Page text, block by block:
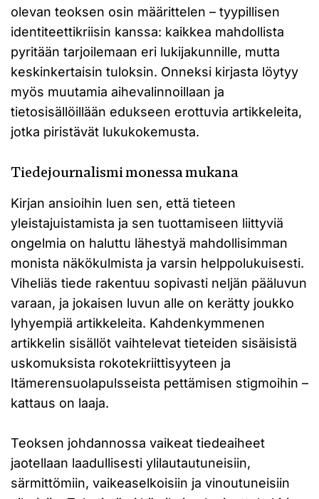
olevan teoksen osin määrittelen – tyypillisen
identiteettikriisin kanssa: kaikkea mahdollista
pyritään tarjoilemaan eri lukijakunnille, mutta
keskinkertaisin tuloksin. Onneksi kirjasta löytyy
myös muutamia aihevalinnoillaan ja
tietosisällöillään edukseen erottuvia artikkeleita,
jotka piristävät lukukokemusta.
Tiedejournalismi monessa mukana
Kirjan ansioihin luen sen, että tieteen
yleistajuistamista ja sen tuottamiseen liittyviä
ongelmia on haluttu lähestyä mahdollisimman
monista näkökulmista ja varsin helppolukuisesti.
Viheliäs tiede rakentuu sopivasti neljän pääluvun
varaan, ja jokaisen luvun alle on kerätty joukko
lyhyempiä artikkeleita. Kahdenkymmenen
artikkelin sisällöt vaihtelevat tieteiden sisäisistä
uskomuksista rokotekriittisyyteen ja
Itämerensuolapulsseista pettämisen stigmoihin –
kattaus on laaja.
Teoksen johdannossa vaikeat tiedeaiheet
jaotellaan laadullisesti ylilautautuneisiin,
särmittömiin, vaikeaselkoisiin ja vinoutuneisiin